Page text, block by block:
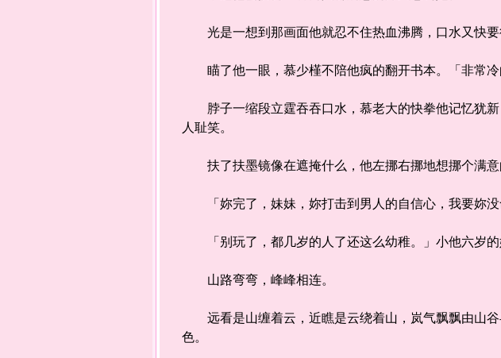
光是一想到那画面他就忍不住热血沸腾，口水又快要
瞄了他一眼，慕少槿不陪他疯的翻开书本。「非常冷
脖子一缩段立霆吞吞口水，慕老大的快拳他记忆犹新
人耻笑。
扶了扶墨镜像在遮掩什么，他左挪右挪地想挪个满意
「妳完了，妹妹，妳打击到男人的自信心，我要妳没
「别玩了，都几岁的人了还这么幼稚。」小他六岁的
山路弯弯，峰峰相连。
远看是山缠着云，近瞧是云绕着山，岚气飘飘由山谷
色。